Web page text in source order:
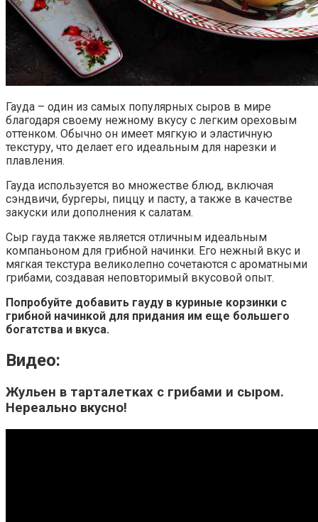
Гауда – один из самых популярных сыров в мире
благодаря своему нежному вкусу с легким ореховым
оттенком. Обычно он имеет мягкую и эластичную
текстуру, что делает его идеальным для нарезки и
плавления.
Гауда используется во множестве блюд, включая
сэндвичи, бургеры, пиццу и пасту, а также в качестве
закуски или дополнения к салатам.
Сыр гауда также является отличным идеальным
компаньоном для грибной начинки. Его нежный вкус и
мягкая текстура великолепно сочетаются с ароматными
грибами, создавая неповторимый вкусовой опыт.
Попробуйте добавить гауду в куриные корзинки с
грибной начинкой для придания им еще большего
богатства и вкуса.
Видео:
Жульен в тарталетках с грибами и сыром.
Нереально вкусно!